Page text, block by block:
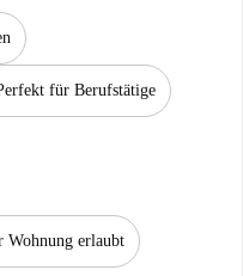
für Berufstätige
Wohnung erlaubt